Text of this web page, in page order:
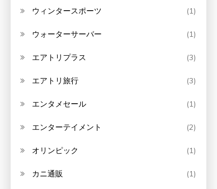
ウィンタースポーツ (1)
ウォーターサーバー (1)
エアトリプラス (3)
エアトリ旅行 (3)
エンタメセール (1)
エンターテイメント (2)
オリンピック (1)
カニ通販 (1)